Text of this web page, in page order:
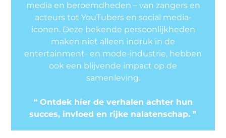
media en beroemdheden – van zangers en
acteurs tot YouTubers en social media-
iconen. Deze bekende persoonlijkheden
maken niet alleen indruk in de
entertainment- en mode-industrie, hebben
ook een blijvende impact op de
samenleving.
❝ Ontdek hier de verhalen achter hun
succes, invloed en rijke nalatenschap. ❞